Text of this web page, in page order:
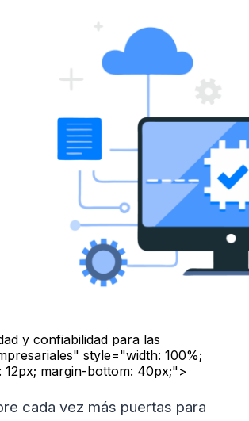
y confiabilidad para las
style="width: 100%;
12px; margin-bottom: 40px;">
cada vez más puertas para